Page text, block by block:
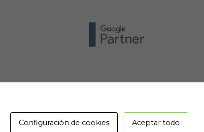
Configuración de cookies Aceptar todo